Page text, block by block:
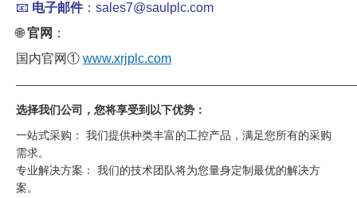
📧 电子邮件：sales7@saulplc.com
🌐官网 ：
国内官网① www.xrjplc.com
选择我们公司，您将享受到以下优势：
一站式采购： 我们提供种类丰富的工控产品，满足您所有的采购
需求。
专业解决方案： 我们的技术团队将为您量身定制最优的解决方
案。